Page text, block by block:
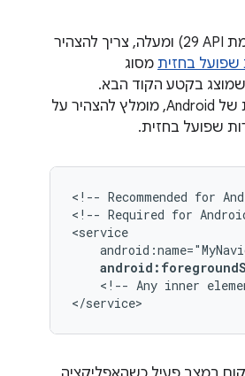
ב-Android 10 (רמת API‏ 29) ומעלה, צריך להצהיר
שפועל בחזית מסוג
שמוצג בקטע הקוד הבא.
בגרסאות קודמות של Android, מומלץ להצהיר על
שפועל בחזית.
<!-- Recommended for
<!-- Required for
<!-- Any inner
</service>